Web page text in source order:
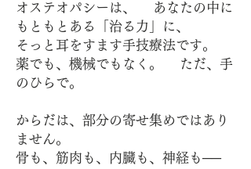
オステオパシーは、 あなたの中に
もともとある「治る力」に、
そっと耳をすます手技療法です。
薬でも、機械でもなく。 ただ、手
のひらで。
からだは、部分の寄せ集めではあり
ません。
骨も、筋肉も、内臓も、神経も──